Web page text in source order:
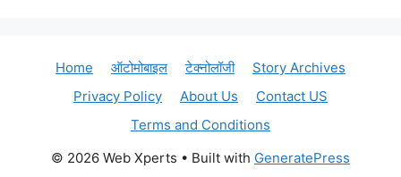
Home ऑटोमोबाइल टेक्नोलॉजी
Story Archives
Privacy Policy
About Us
Contact US
Terms and Conditions
© 2026 Web Xperts • Built with GeneratePress